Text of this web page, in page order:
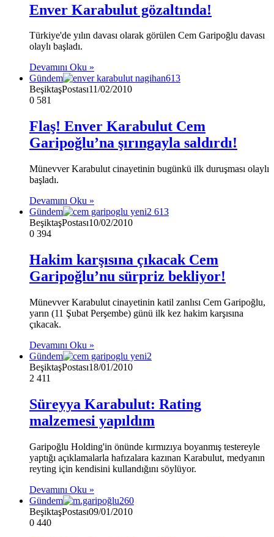
Enver Karabulut gözaltında!
Türkiye'de yılın davası olarak görülen Cem Garipoğlu davası
olaylı başladı.
Devamını Oku »
Gündem
BeşiktaşPostası11/02/2010
0 581
Flaş! Enver Karabulut Cem
Garipoğlu’na şırıngayla saldırdı!
Münevver Karabulut cinayetinin bugünkü ilk duruşması olaylı
başladı.
Devamını Oku »
Gündem
BeşiktaşPostası10/02/2010
0 394
Hakim karşısına çıkacak Cem
Garipoğlu’nu sürpriz bekliyor!
Münevver Karabulut cinayetinin katil zanlısı Cem Garipoğlu,
yarın (11 Şubat Perşembe) günü ilk kez hakim karşısına
çıkacak.
Devamını Oku »
Gündem
BeşiktaşPostası18/01/2010
2 411
Süreyya Karabulut: Rating
malzemesi yapıldım
Garipoğlu Holding'in önünde kırmızıya boyanmış testereyle
yaptığı açıklamalarla hafızalara kazınan Karabulut, medyanın
reyting için kendisini kullandığını söylüyor.
Devamını Oku »
Gündem
BeşiktaşPostası09/01/2010
0 440